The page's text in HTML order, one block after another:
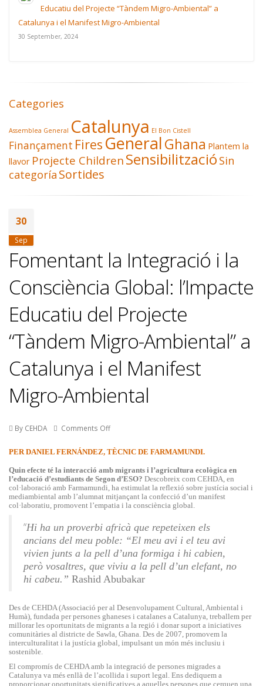
Educatiu del Projecte “Tàndem Migro-Ambiental” a
Catalunya i el Manifest Migro-Ambiental
30 September, 2024
Categories
Assemblea General Catalunya El Bon Cistell
Finançament Fires GeneralGhana Plantem la
llavor Projecte ChildrenSensibilització Sin
categoría Sortides
30
Sep
Fomentant la Integració i la
Consciència Global: l’Impacte
Educatiu del Projecte
“Tàndem Migro-Ambiental” a
Catalunya i el Manifest
Migro-Ambiental
By CEHDA Comments Off
PER DANIEL FERNÁNDEZ, TÈCNIC DE FARMAMUNDI.
Quin efecte té la interacció amb migrants i l’agricultura ecològica en
l’educació d’estudiants de Segon d’ESO? Descobreix com CEHDA, en
col·laboració amb Farmamundi, ha estimulat la reflexió sobre justícia social i
mediambiental amb l’alumnat mitjançant la confecció d’un manifest
col·laboratiu, promovent l’empatia i la consciència global.
“Hi ha un proverbi africà que repeteixen els
ancians del meu poble: “El meu avi i el teu avi
vivien junts a la pell d’una formiga i hi cabien,
però vosaltres, que viviu a la pell d’un elefant, no
hi cabeu.” Rashid Abubakar
Des de CEHDA (Associació per al Desenvolupament Cultural, Ambiental i
Humà), fundada per persones ghaneses i catalanes a Catalunya, treballem per
millorar les oportunitats de migrants a la regió i donar suport a iniciatives
comunitàries al districte de Sawla, Ghana. Des de 2007, promovem la
interculturalitat i la justícia global, impulsant un món més inclusiu i
sostenible.
El compromís de CEHDA amb la integració de persones migrades a
Catalunya va més enllà de l’acollida i suport legal. Ens dediquem a
proporcionar oportunitats significatives a aquelles persones que cerquen una